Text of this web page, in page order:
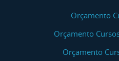
Orçamento
Orçamento
Orçamento